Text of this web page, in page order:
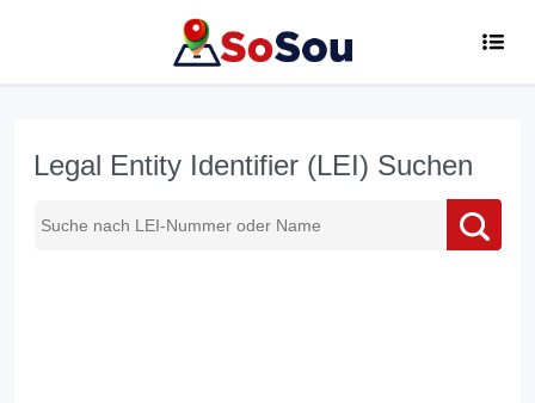
Legal Entity Identifier (LEI) Suchen